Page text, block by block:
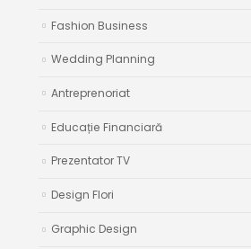
Fashion Business
Wedding Planning
Antreprenoriat
Educație Financiară
Prezentator TV
Design Flori
Graphic Design